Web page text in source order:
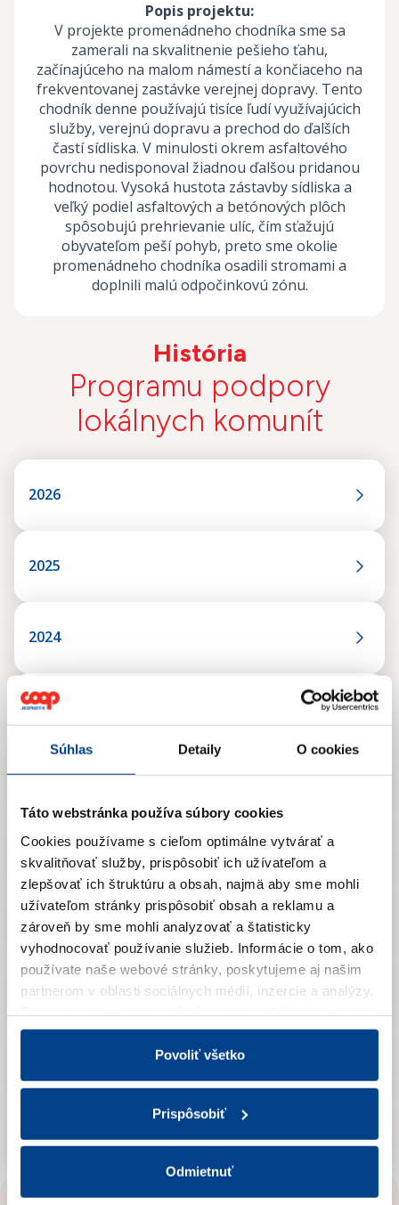
Súhlas Detaily O cookies
Táto webstránka používa súbory cookies
Cookies používame s cieľom optimálne vytvárať a
skvalitňovať služby, prispôsobiť ich užívateľom a
zlepšovať ich štruktúru a obsah, najmä aby sme mohli
užívateľom stránky prispôsobiť obsah a reklamu a
zároveň by sme mohli analyzovať a štatisticky
vyhodnocovať používanie služieb. Informácie o tom, ako
používate naše webové stránky, poskytujeme aj našim
partnerom v oblasti sociálnych médií, inzercie a analýzy.
ktoré vám poskytli alebo ktoré vás získali, keď ste
Viac informácií nájdete v Zásadách
spracúvania súborov cookies.
Povoliť všetko
Prispôsobiť
Odmietnuť
Popis projektu:
V projekte promenádneho chodníka sme sa
zamerali na skvalitnenie pešieho ťahu,
začínajúceho na malom námestí a končiaceho na
frekventovanej zastávke verejnej dopravy. Tento
chodník denne používajú tisíce ľudí využívajúcich
služby, verejnú dopravu a prechod do ďalších
častí sídliska. V minulosti okrem asfaltového
povrchu nedisponoval žiadnou ďalšou pridanou
hodnotou. Vysoká hustota zástavby sídliska a
veľký podiel asfaltových a betónových plôch
spôsobujú prehrievanie ulíc, čím sťažujú
obyvateľom peší pohyb, preto sme okolie
promenádneho chodníka osadili stromami a
doplnili malú odpočinkovú zónu.
História
Programu podpory
lokálnych komunít
2026
2025
2024
2023
2022
2021
2020
2019
2017